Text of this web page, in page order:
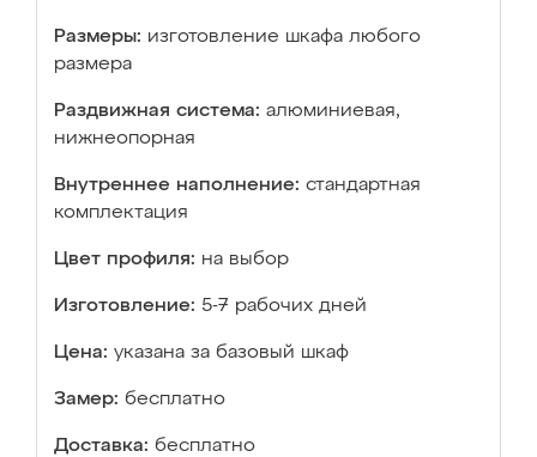
Размеры: изготовление шкафа любого
размера
Раздвижная система: алюминиевая,
нижнеопорная
Внутреннее наполнение: стандартная
комплектация
Цвет профиля: на выбор
Изготовление: 5-7 рабочих дней
Цена: указана за базовый шкаф
Замер: бесплатно
Доставка: бесплатно